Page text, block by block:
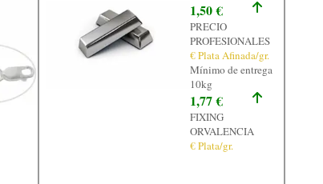
1,50 €
PRECIO
PROFESIONALES
€ Plata Afinada/gr.
Mínimo de entrega
10kg
1,77 €
FIXING
ORVALENCIA
€ Plata/gr.